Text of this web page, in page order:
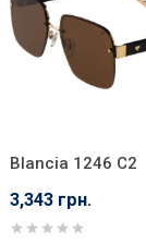
Blancia 1246 C2
3,343 грн.